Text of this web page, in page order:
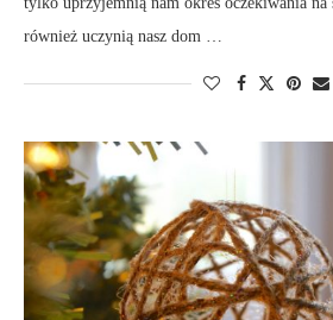
również uczynią nasz dom …